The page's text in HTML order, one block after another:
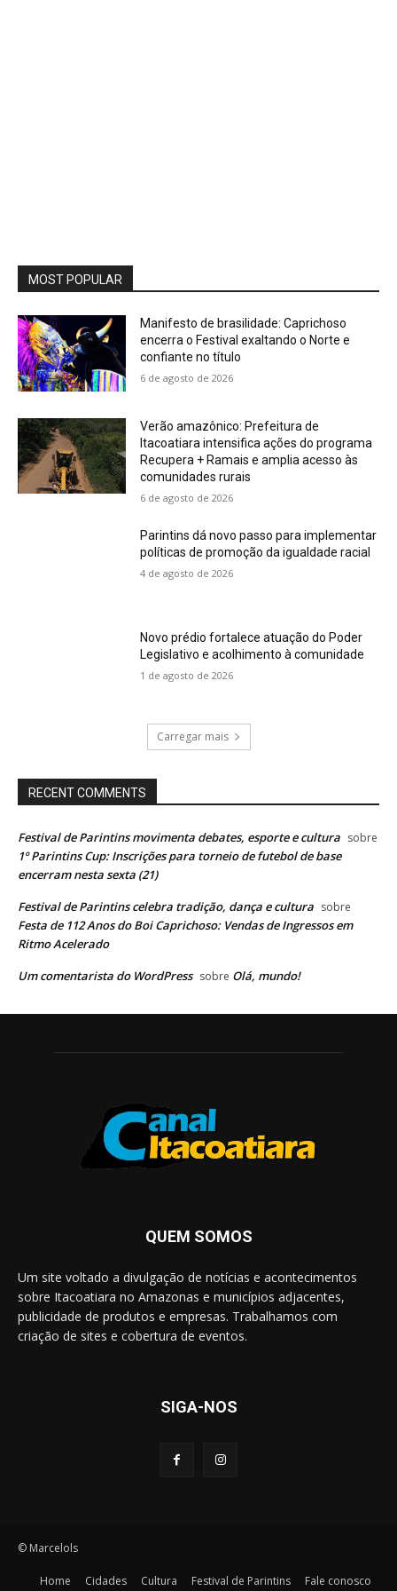
MOST POPULAR
Manifesto de brasilidade: Caprichoso
encerra o Festival exaltando o Norte e
confiante no título
6 de agosto de 2026
Verão amazônico: Prefeitura de
Itacoatiara intensifica ações do programa
Recupera + Ramais e amplia acesso às
comunidades rurais
6 de agosto de 2026
Parintins dá novo passo para implementar
políticas de promoção da igualdade racial
4 de agosto de 2026
Novo prédio fortalece atuação do Poder
Legislativo e acolhimento à comunidade
1 de agosto de 2026
Carregar mais
RECENT COMMENTS
Festival de Parintins movimenta debates, esporte e cultura sobre
1º Parintins Cup: Inscrições para torneio de futebol de base
encerram nesta sexta (21)
Festival de Parintins celebra tradição, dança e cultura sobre
Festa de 112 Anos do Boi Caprichoso: Vendas de Ingressos em
Ritmo Acelerado
Um comentarista do WordPress sobre Olá, mundo!
QUEM SOMOS
Um site voltado a divulgação de notícias e acontecimentos
sobre Itacoatiara no Amazonas e municípios adjacentes,
publicidade de produtos e empresas. Trabalhamos com
criação de sites e cobertura de eventos.
SIGA-NOS
© Marcelols
Home Cidades Cultura Festival de Parintins Fale conosco